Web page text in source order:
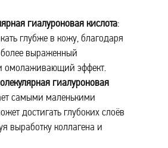
гиалуроновая кислота:
глубже в кожу, благодаря
выраженный
эффект.
гиалуроновая
самыми маленькими
достигать глубоких слоёв
выработку коллагена и